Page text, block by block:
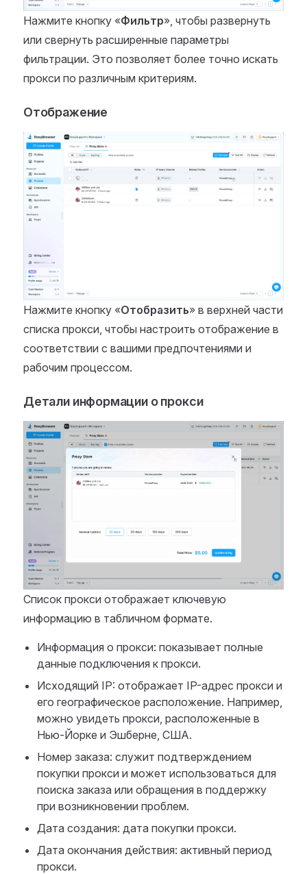
Нажмите кнопку «Фильтр», чтобы развернуть
или свернуть расширенные параметры
фильтрации. Это позволяет более точно искать
прокси по различным критериям.
Отображение
Нажмите кнопку «Отобразить» в верхней части
списка прокси, чтобы настроить отображение в
соответствии с вашими предпочтениями и
рабочим процессом.
Детали информации о прокси
Список прокси отображает ключевую
информацию в табличном формате.
Информация о прокси: показывает полные
данные подключения к прокси.
Исходящий IP: отображает IP-адрес прокси и
его географическое расположение. Например,
можно увидеть прокси, расположенные в
Нью-Йорке и Эшберне, США.
Номер заказа: служит подтверждением
покупки прокси и может использоваться для
поиска заказа или обращения в поддержку
при возникновении проблем.
Дата создания: дата покупки прокси.
Дата окончания действия: активный период
прокси.